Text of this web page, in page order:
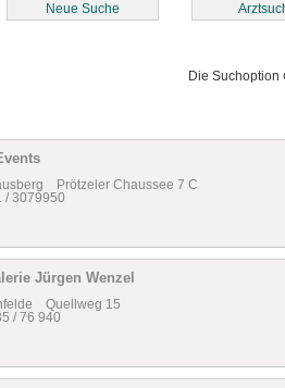
Neue Suche
Die Suchoption
Prötzeler Chaussee 7 C
/ 3079950
Jürgen Wenzel
Quellweg 15
/ 76 940